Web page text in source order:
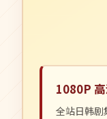
1080P
全站日韩剧